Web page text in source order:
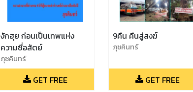
งักฮุย ก่อนเป็นเทพแห่ง
ความซื่อสัตย์
ภุชคินทร์
GET FREE
9คืน คืนสู่สงฆ์
ภุชคินทร์
GET FREE